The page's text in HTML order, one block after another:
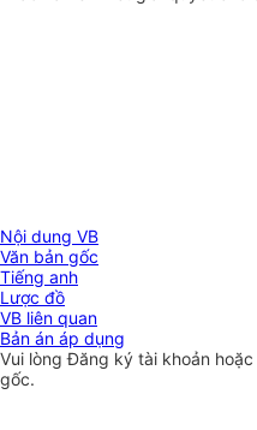
Nội dung VB
Văn bản gốc
Tiếng anh
Lược đồ
VB liên quan
Bản án áp dụng
Vui lòngĐăng ký tài khoản hoặc
gốc.